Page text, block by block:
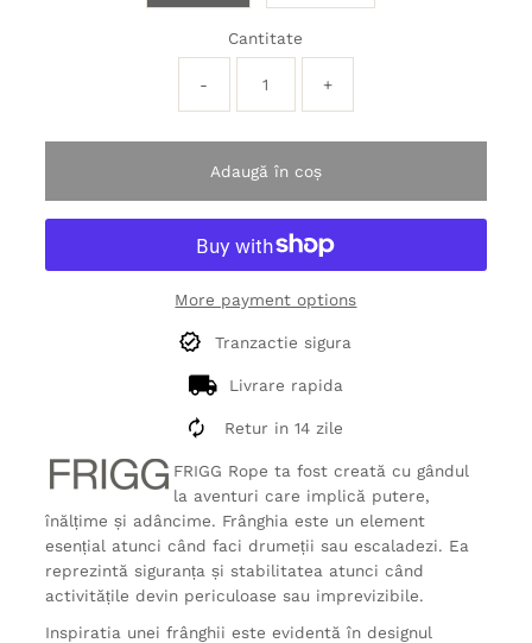
Cantitate
- +
Adaugă în coș
More payment options
Tranzactie sigura
Livrare rapida
Retur in 14 zile
FRIGG Rope ta fost creată cu gândul
la aventuri care implică putere,
înălțime și adâncime. Frânghia este un element
esențial atunci când faci drumeții sau escaladezi. Ea
reprezintă siguranța și stabilitatea atunci când
activitățile devin periculoase sau imprevizibile.
Inspiratia unei frânghii este evidentă în designul